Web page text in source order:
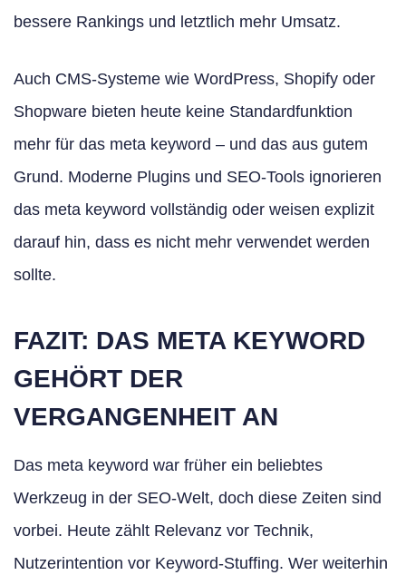
bessere Rankings und letztlich mehr Umsatz.
Auch CMS-Systeme wie WordPress, Shopify oder
Shopware bieten heute keine Standardfunktion
mehr für das meta keyword – und das aus gutem
Grund. Moderne Plugins und SEO-Tools ignorieren
das meta keyword vollständig oder weisen explizit
darauf hin, dass es nicht mehr verwendet werden
sollte.
FAZIT: DAS META KEYWORD
GEHÖRT DER
VERGANGENHEIT AN
Das meta keyword war früher ein beliebtes
Werkzeug in der SEO-Welt, doch diese Zeiten sind
vorbei. Heute zählt Relevanz vor Technik,
Nutzerintention vor Keyword-Stuffing. Wer weiterhin